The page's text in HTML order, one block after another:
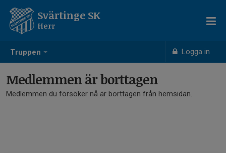
Truppen Logga in
Svärtinge SK
Herr
Medlemmen är borttagen
Medlemmen du försöker nå är borttagen från hemsidan.